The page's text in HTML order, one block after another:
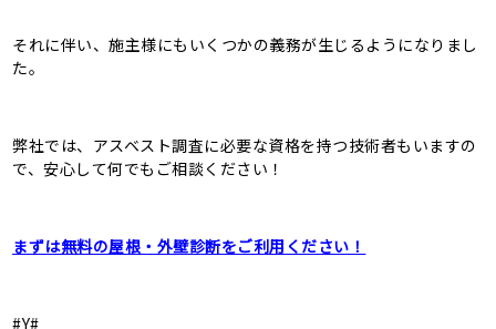
それに伴い、施主様にもいくつかの義務が生じるようになりまし
た。
弊社では、アスベスト調査に必要な資格を持つ技術者もいますの
で、安心して何でもご相談ください！
まずは無料の屋根・外壁診断をご利用ください！
#Y#